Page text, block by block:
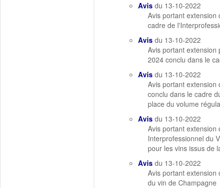
Avis du 13-10-2022
Avis portant
cadre de
Avis du 13-10-2022
Avis portant extension
2024 conclu dans le
Avis du 13-10-2022
Avis portant
conclu dans le cadre
place du volume
Avis du 13-10-2022
Avis portant extension
Interprofessionnel du
pour les vins issus de
Avis du 13-10-2022
Avis portant
du vin de Champagne